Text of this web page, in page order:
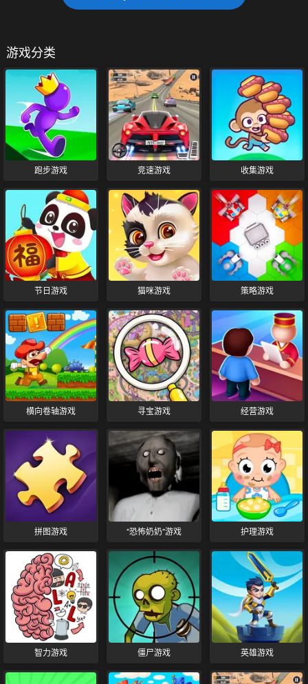
游戏分类
跑步游戏 竞速游戏 收集游戏
节日游戏 猫咪游戏 策略游戏
横向卷轴游戏 寻宝游戏 经营游戏
拼图游戏 “恐怖奶奶”游戏 护理游戏
智力游戏 僵尸游戏 英雄游戏